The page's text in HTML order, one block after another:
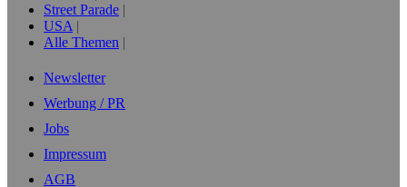
Street Parade
USA
Alle Themen
Newsletter
Werbung / PR
Jobs
Impressum
AGB